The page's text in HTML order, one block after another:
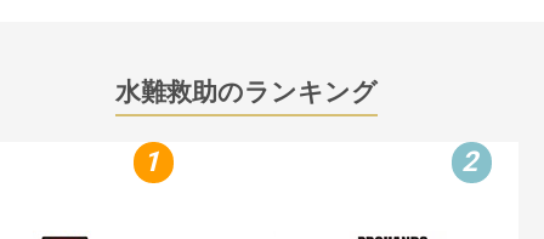
水難救助のランキング
1 2